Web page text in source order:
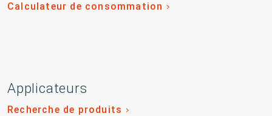
Calculateur de consommation
Applicateurs
Recherche de produits